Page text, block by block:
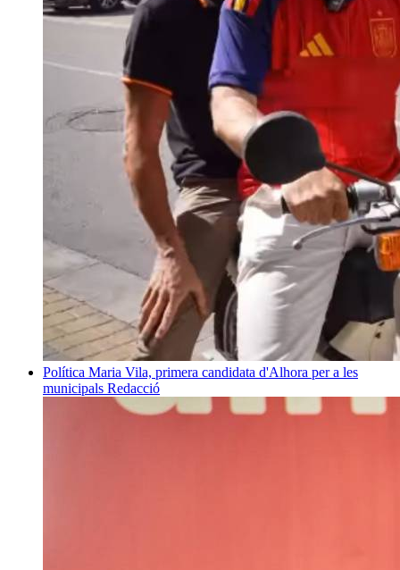
Política Maria Vila, primera candidata d'Alhora per a les
municipals Redacció